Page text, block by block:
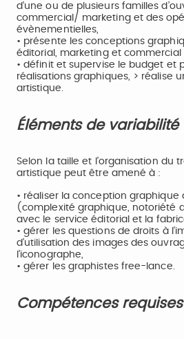
d’une ou de plusieurs familles
commercial/ marketing et des
évènementielles,
• présente les conceptions
éditorial, marketing et commercial
• définit et supervise le budget et
réalisations graphiques, > réalise
artistique.
Éléments de variabilité
Selon la taille et l’organisation du
artistique peut être amené à :
• réaliser la conception graphique
(complexité graphique, notoriété
avec le service éditorial et la
• gérer les questions de droits à
d’utilisation des images des
l’iconographe,
• gérer les graphistes free-lance.
Compétences requises